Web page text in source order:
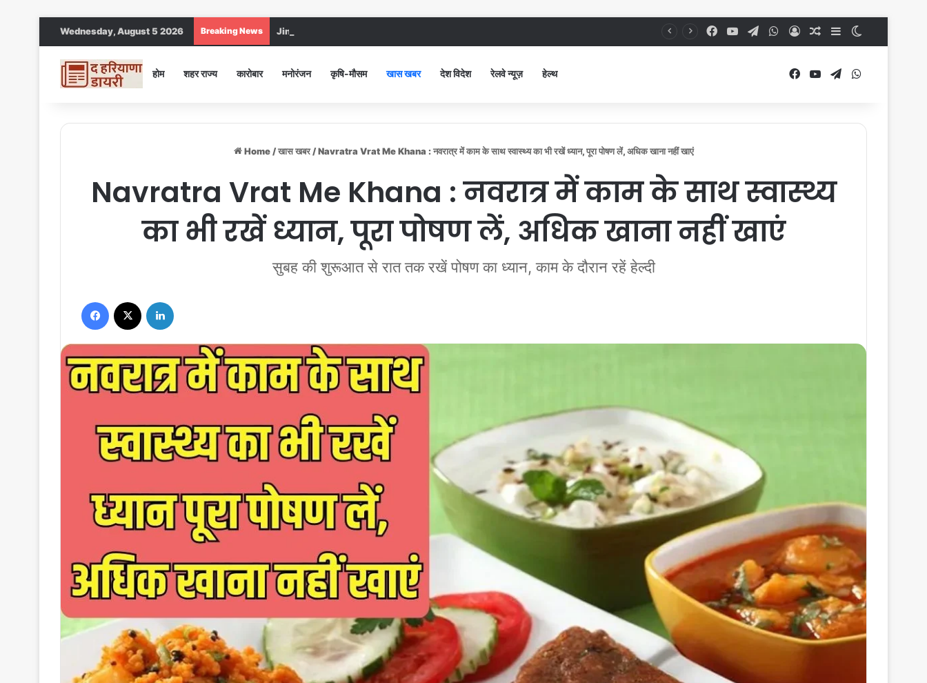
Wednesday, August 5 2026 Breaking News Jind DC : जींद सिविल अस्पताल में गंदगी देख भड़कीं DC, बोलीं, आप खुद बाथरूम में खड़े होकर दिखाओ Facebook
YouTubeTelegramWhatsApp
Log InRandom Article
Sidebar
होम शहर राज्य कारोबार मनोरंजन कृषि-मौसम खास खबर देश विदेश रेलवे न्यूज़ हेल्थ Facebook
YouTubeTelegram
Home / खास खबर / Navratra Vrat Me Khana : नवरात्र में काम के साथ स्वास्थ्य का भी रखें ध्यान, पूरा पोषण लें, अधिक खाना नहीं खाएं
Navratra Vrat Me Khana : नवरात्र में काम के साथ स्वास्थ्य
का भी रखें ध्यान, पूरा पोषण लें, अधिक खाना नहीं खाएं
सुबह की शुरूआत से रात तक रखें पोषण का ध्यान, काम के दौरान रहें हेल्दी
Facebook